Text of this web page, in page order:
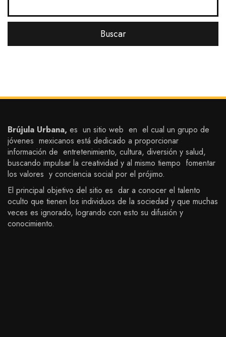
Brújula Urbana, es un sitio web en el cual un grupo de
jóvenes mexicanos está dedicado a proporcionar
información de entretenimiento, cultura, diversión y salud,
buscando impulsar la creatividad y al mismo tiempo fomentar
los valores y conciencia social por el prójimo.
El principal objetivo del sitio es dar a conocer el talento
oculto que tienen los individuos de la sociedad y que muchas
veces es ignorado, logrando con esto su difusión y
conocimiento.